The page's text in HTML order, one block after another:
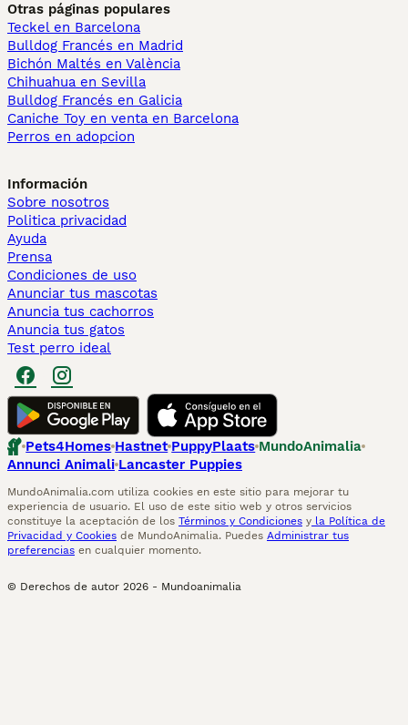
Otras páginas populares
Teckel en Barcelona
Bulldog Francés en Madrid
Bichón Maltés en València
Chihuahua en Sevilla
Bulldog Francés en Galicia
Caniche Toy en venta en Barcelona
Perros en adopcion
Información
Sobre nosotros
Politica privacidad
Ayuda
Prensa
Condiciones de uso
Anunciar tus mascotas
Anuncia tus cachorros
Anuncia tus gatos
Test perro ideal
Pets4Homes Hastnet PuppyPlaats MundoAnimalia
Annunci Animali Lancaster Puppies
MundoAnimalia.com utiliza cookies en este sitio para mejorar tu
experiencia de usuario. El uso de este sitio web y otros servicios
constituye la aceptación de los Términos y Condiciones y la Política de
Privacidad y Cookies de MundoAnimalia. Puedes Administrar tus
preferencias en cualquier momento.
© Derechos de autor 2026 - Mundoanimalia